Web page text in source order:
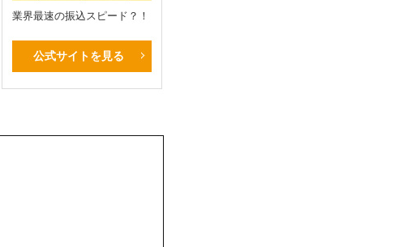
業界最速の振込スピード？！
公式サイトを見る